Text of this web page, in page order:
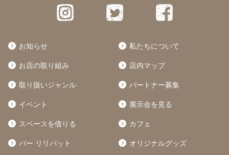
お知らせ 私たちについて
お店の取り組み 店内マップ
取り扱いジャンル パートナー募集
イベント 展示会を見る
スペースを借りる カフェ
バー リリパット オリジナルグッズ